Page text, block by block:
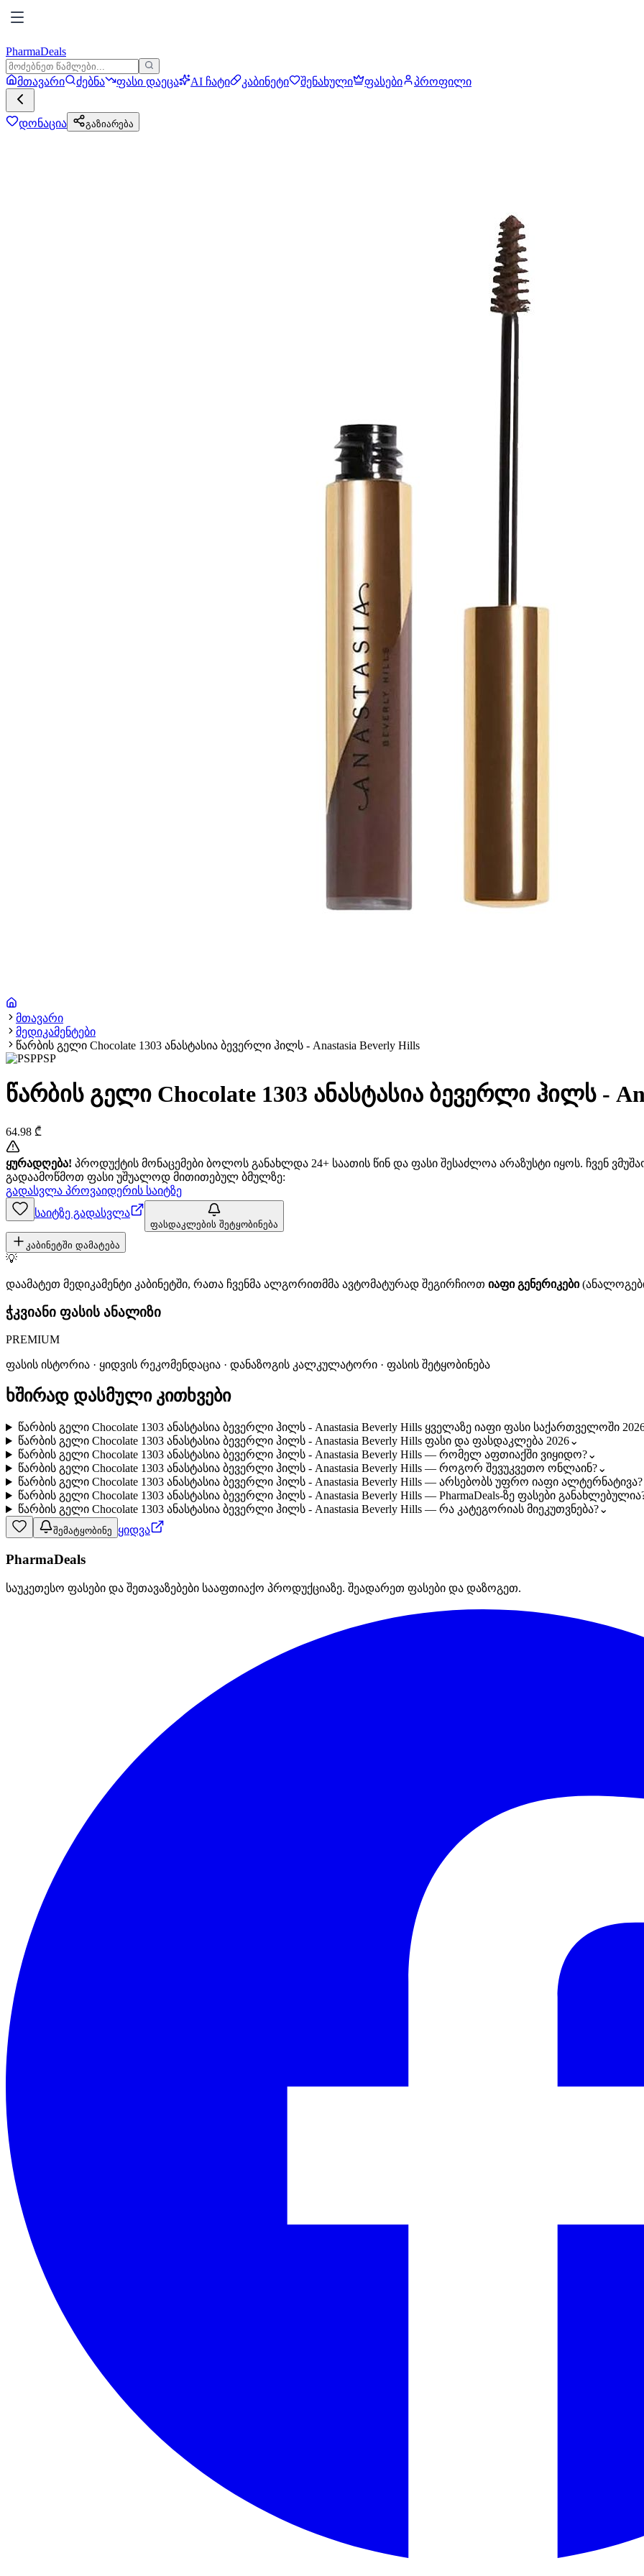
PharmaDeals
მთავარი ძებნა ფასი დაეცა AI ჩატი კაბინეტი შენახული ფასები პროფილი
დონაცია გაზიარება
მთავარი
მედიკამენტები
წარბის გელი Chocolate 1303 ანასტასია ბევერლი ჰილს - Anastasia Beverly Hills
PSP
წარბის გელი Chocolate 1303 ანასტასია ბევერლი ჰილს -
64.98 ₾
ყურადღება! პროდუქტის მონაცემები ბოლოს განახლდა 24+ საათის წინ და ფასი შესაძლოა არაზუსტი იყოს. ჩვენ
გადაამოწმოთ ფასი უშუალოდ მითითებულ ბმულზე:
გადასვლა პროვაიდერის საიტზე
საიტზე გადასვლა
ფასდაკლების შეტყობინება
კაბინეტში დამატება
💡
დაამატეთ მედიკამენტი კაბინეტში, რათა ჩვენმა ალგორითმმა ავტომატურად შეგირჩიოთ იაფი გენერიკები
ჭკვიანი ფასის ანალიზი
PREMIUM
ფასის ისტორია · ყიდვის რეკომენდაცია · დანაზოგის კალკულატორი · ფასის შეტყობინება
ხშირად დასმული კითხვები
წარბის გელი Chocolate 1303 ანასტასია ბევერლი ჰილს - Anastasia Beverly Hills ყველაზე იაფი ფასი საქართველოში
წარბის გელი Chocolate 1303 ანასტასია ბევერლი ჰილს - Anastasia Beverly Hills ფასი და ფასდაკლება 2026⌄
წარბის გელი Chocolate 1303 ანასტასია ბევერლი ჰილს - Anastasia Beverly Hills — რომელ აფთიაქში ვიყიდო?⌄
წარბის გელი Chocolate 1303 ანასტასია ბევერლი ჰილს - Anastasia Beverly Hills — როგორ შევუკვეთო ონლაინ?⌄
წარბის გელი Chocolate 1303 ანასტასია ბევერლი ჰილს - Anastasia Beverly Hills — არსებობს უფრო იაფი ალტერნატივა?
წარბის გელი Chocolate 1303 ანასტასია ბევერლი ჰილს - Anastasia Beverly Hills — PharmaDeals-ზე ფასები
წარბის გელი Chocolate 1303 ანასტასია ბევერლი ჰილს - Anastasia Beverly Hills — რა კატეგორიას მიეკუთვნება?⌄
შემატყობინე ყიდვა
PharmaDeals
საუკეთესო ფასები და შეთავაზებები სააფთიაქო პროდუქციაზე. შეადარეთ ფასები და დაზოგეთ.